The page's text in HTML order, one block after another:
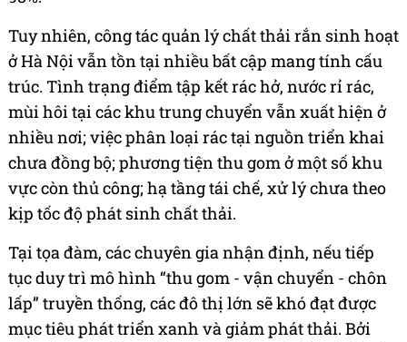
Tuy nhiên, công tác quản lý chất thải rắn sinh hoạt
ở Hà Nội vẫn tồn tại nhiều bất cập mang tính cấu
trúc. Tình trạng điểm tập kết rác hở, nước rỉ rác,
mùi hôi tại các khu trung chuyển vẫn xuất hiện ở
nhiều nơi; việc phân loại rác tại nguồn triển khai
chưa đồng bộ; phương tiện thu gom ở một số khu
vực còn thủ công; hạ tầng tái chế, xử lý chưa theo
kịp tốc độ phát sinh chất thải.
Tại tọa đàm, các chuyên gia nhận định, nếu tiếp
tục duy trì mô hình “thu gom - vận chuyển - chôn
lấp” truyền thống, các đô thị lớn sẽ khó đạt được
mục tiêu phát triển xanh và giảm phát thải. Bởi